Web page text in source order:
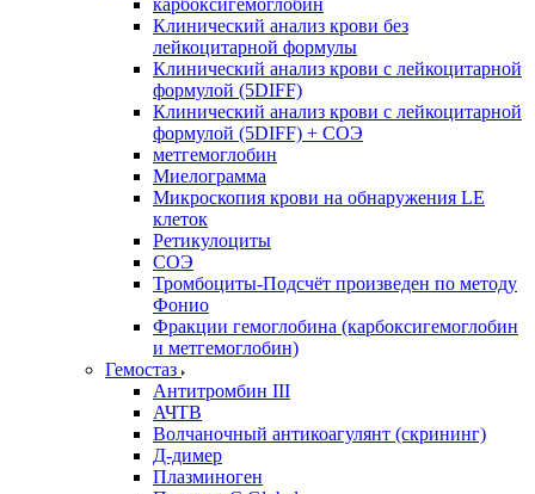
карбоксигемоглобин
Клинический анализ крови без
лейкоцитарной формулы
Клинический анализ крови с лейкоцитарной
формулой (5DIFF)
Клинический анализ крови с лейкоцитарной
формулой (5DIFF) + СОЭ
метгемоглобин
Миелограмма
Микроскопия крови на обнаружения LE
клеток
Ретикулоциты
СОЭ
Тромбоциты-Подсчёт произведен по методу
Фонио
Фракции гемоглобина (карбоксигемоглобин
и метгемоглобин)
Гемостаз
Антитромбин III
АЧТВ
Волчаночный антикоагулянт (скрининг)
Д-димер
Плазминоген